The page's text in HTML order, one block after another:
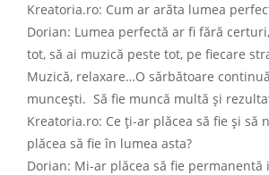
Kreatoria.ro: Cum ar arăta lumea
Dorian: Lumea perfectă ar fi fără
tot, să ai muzică peste tot, pe fiecare
Muzică, relaxare…O sărbătoare
muncești. Să fie muncă multă și
Kreatoria.ro: Ce ți-ar plăcea să fie și să
plăcea să fie în lumea asta?
Dorian: Mi-ar plăcea să fie permanentă